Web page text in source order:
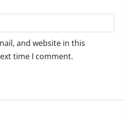
and website in this
time I comment.